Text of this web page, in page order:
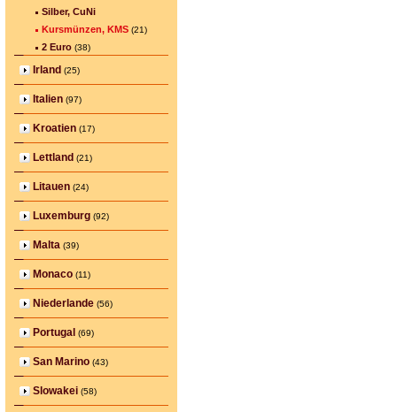
Silber, CuNi
Kursmünzen, KMS (21)
2 Euro (38)
Irland (25)
Italien (97)
Kroatien (17)
Lettland (21)
Litauen (24)
Luxemburg (92)
Malta (39)
Monaco (11)
Niederlande (56)
Portugal (69)
San Marino (43)
Slowakei (58)